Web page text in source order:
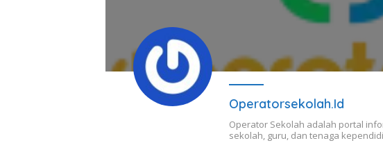
Operatorsekolah.id
Operator Sekolah adalah portal
sekolah, guru, dan tenaga